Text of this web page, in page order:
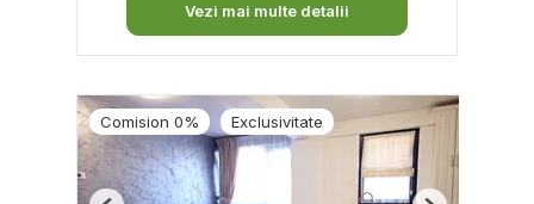
Vezi mai multe detalii
Comision 0% Exclusivitate